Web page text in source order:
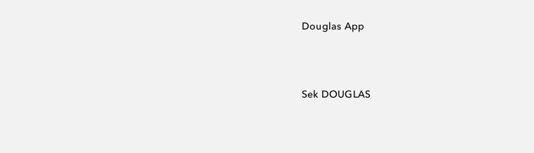
Douglas App
Sek DOUGLAS